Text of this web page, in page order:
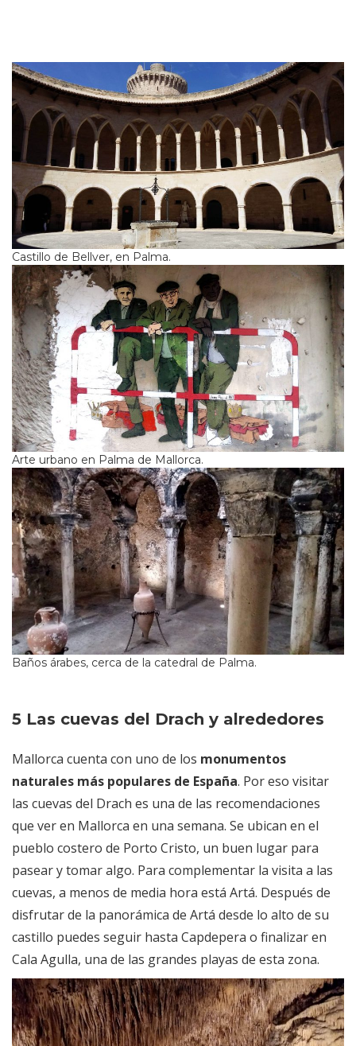
Castillo de Bellver, en Palma.
Arte urbano en Palma de Mallorca.
Baños árabes, cerca de la catedral de Palma.
5 Las cuevas del Drach y alrededores
Mallorca cuenta con uno de los monumentos
naturales más populares de España. Por eso visitar
las cuevas del Drach es una de las recomendaciones
que ver en Mallorca en una semana. Se ubican en el
pueblo costero de Porto Cristo, un buen lugar para
pasear y tomar algo. Para complementar la visita a las
cuevas, a menos de media hora está Artá. Después de
disfrutar de la panorámica de Artá desde lo alto de su
castillo puedes seguir hasta Capdepera o finalizar en
Cala Agulla, una de las grandes playas de esta zona.